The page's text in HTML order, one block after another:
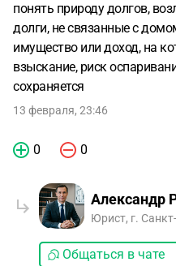
понять природу долгов,
долги, не связанные с
имущество или доход, на
взыскание, риск
сохраняется
13 февраля, 23:46
0 0
Александр
Юрист, г.
Общаться в чате